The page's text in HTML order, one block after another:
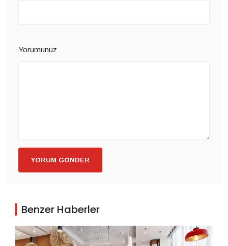
Yorumunuz
YORUM GÖNDER
Benzer Haberler